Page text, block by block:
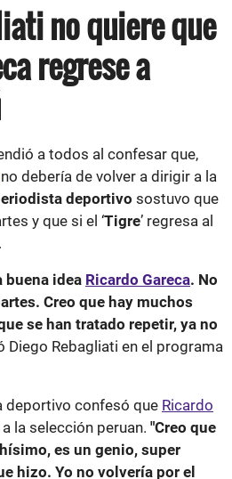
no quiere que
regrese a
a todos al confesar que,
no debería de volver a dirigir a la
deportivo sostuvo que
y que si el ‘Tigre’ regresa al
buena idea Ricardo Gareca. No
Creo que hay muchos
se han tratado repetir, ya no
Diego Rebagliati en el programa
deportivo confesó que Ricardo
la selección peruan. "Creo que
es un genio, super
hizo. Yo no volvería por el